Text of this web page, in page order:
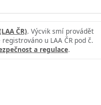
ČR). Výcvik smí provádět
u LAA ČR pod č.
a regulace.